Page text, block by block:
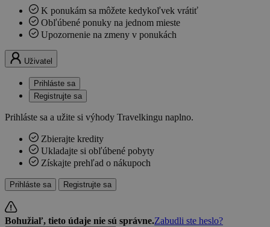
K ponukám sa môžete kedykoľvek vrátiť
Obľúbené ponuky na jednom mieste
Upozornenie na zmeny v ponukách
Uživatel
Prihláste sa
Registrujte sa
Prihláste sa a užite si výhody Travelkingu naplno.
Zbierajte kredity
Ukladajte si obľúbené pobyty
Získajte prehľad o nákupoch
Prihláste sa Registrujte sa
Bohužiaľ, tieto údaje nie sú správne.Zabudli ste heslo?